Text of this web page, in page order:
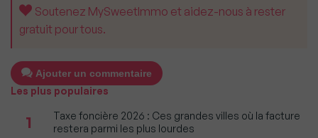
Soutenez MySweetImmo et aidez-nous à rester
gratuit pour tous.
Ajouter un commentaire
Les plus populaires
1
Taxe foncière 2026 : Ces grandes villes où la facture
restera parmi les plus lourdes